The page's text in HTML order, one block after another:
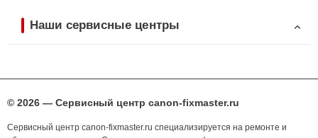
Наши сервисные центры
© 2026 — Сервисный центр canon-fixmaster.ru
Сервисный центр canon-fixmaster.ru специализируется на ремонте и